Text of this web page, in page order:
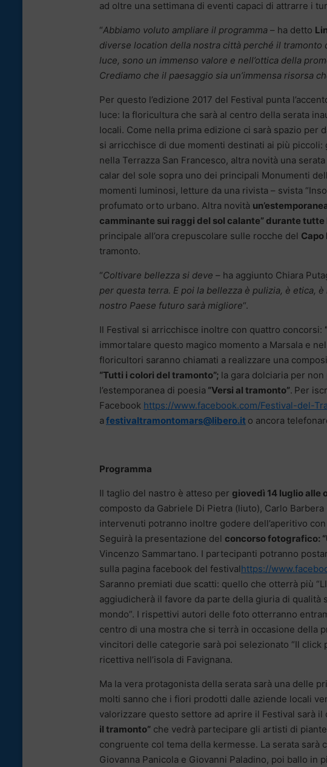
ad oltre una settimana di eventi capaci di attrarre i
“Abbiamo voluto ampliare il programma – ha detto
diverse location della nostra città perché il
luce, sono un immenso valore e nell’ottica della
Crediamo che il paesaggio sia un’immensa risorsa
Per questo l’edizione 2017 del Festival punta
luce: la floricultura che sarà al centro della serata
locali. Come nella prima edizione ci sarà spazio per
si arricchisce di due momenti destinati ai più
nella Terrazza San Francesco, altra novità una
calar del sole sopra uno dei principali Monumenti
momenti luminosi, letture da una rivista – svista
profumato orto urbano. Altra novità
camminante sui raggi del sol calante” durante tutte
principale all’ora crepuscolare sulle rocche del Capo
tramonto.
“Coltivare bellezza si deve – ha aggiunto Chiara
per questa terra. E poi la bellezza è pulizia, è etica,
nostro Paese futuro sarà migliore“.
Il Festival si arricchisce inoltre con quattro concorsi:
immortalare questo magico momento a Marsala e
floricultori saranno chiamati a realizzare una
“Tutti i colori del tramonto”; la gara dolciaria per
l’estemporanea di poesia “Versi al tramonto”. Per
Facebook https://www.facebook.com/Festival-del-
a festivaltramontomars@libero.it o ancora
Programma
Il taglio del nastro è atteso per giovedì 14 luglio alle
composto da Gabriele Di Pietra (liuto), Carlo
intervenuti potranno inoltre godere dell’aperitivo
Seguirà la presentazione del concorso fotografico:
Vincenzo Sammartano. I partecipanti potranno
sulla pagina facebook del festivalhttps://
Saranno premiati due scatti: quello che otterrà più
aggiudicherà il favore da parte della giuria di qualità
mondo”. I rispettivi autori delle foto otterranno
centro di una mostra che si terrà in occasione della
vincitori delle categorie sarà poi selezionato “Il
ricettiva nell’isola di Favignana.
Ma la vera protagonista della serata sarà una delle
molti sanno che i fiori prodotti dalle aziende locali
valorizzare questo settore ad aprire il Festival sarà il
il tramonto” che vedrà partecipare gli artisti di
congruente col tema della kermesse. La serata sarà
Giovanna Panicola e Giovanni Paladino, poi ballo in